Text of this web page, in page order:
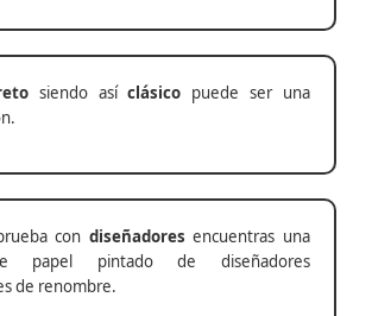
siendo asíclásico puede ser una
con diseñadores encuentras una
papel pintado de diseñadores
de renombre.